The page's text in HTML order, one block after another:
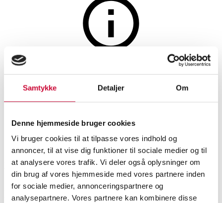
Samtykke Detaljer Om
Denne hjemmeside bruger cookies
Vi bruger cookies til at tilpasse vores indhold og
annoncer, til at vise dig funktioner til sociale medier og til
at analysere vores trafik. Vi deler også oplysninger om
din brug af vores hjemmeside med vores partnere inden
for sociale medier, annonceringspartnere og
analysepartnere. Vores partnere kan kombinere disse
Kontormøbler
Charles Eames. Kontorstol i
sort læder, model EA-117
SHOWROOM
Vejle
VURDERING
DKK 14.500
VARENUMMER
6478954
Beskrivelse